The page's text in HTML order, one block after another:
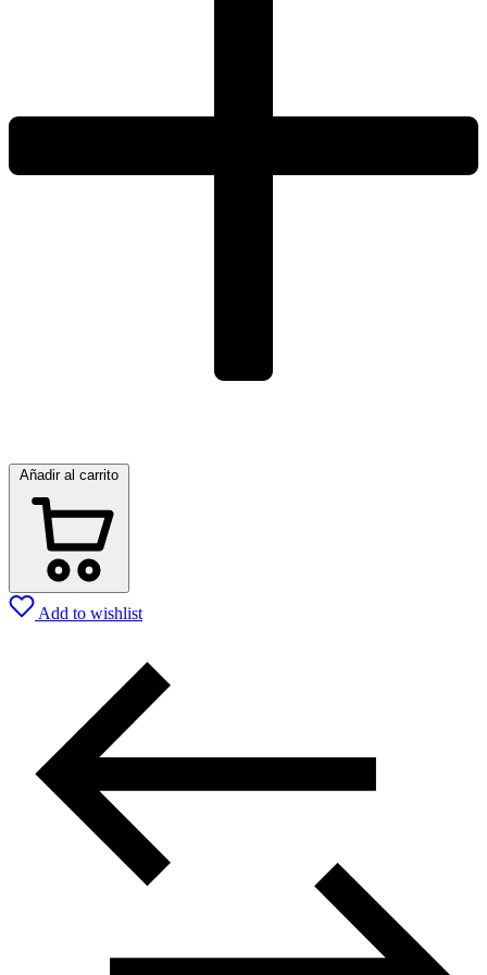
Añadir al carrito
Add to wishlist